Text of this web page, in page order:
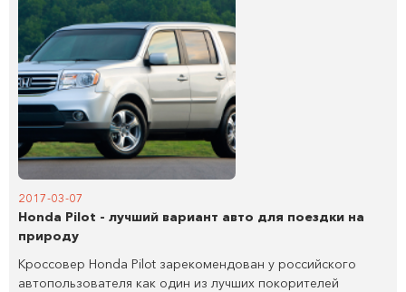
2017-03-07
Honda Pilot - лучший вариант авто для поездки на
природу
Кроссовер Honda Pilot зарекомендован у российского
автопользователя как один из лучших покорителей